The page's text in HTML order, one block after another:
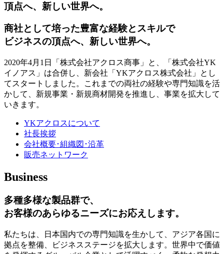
頂点へ、新しい世界へ。
商社として培った豊富な経験とスキルで
ビジネスの頂点へ、新しい世界へ。
2020年4月1日「株式会社アクロス商事」と、「株式会社YK
イノアス」は合併し、新会社「YKアクロス株式会社」とし
てスタートしました。これまでの両社の経験や専門知識を活
かして、新規事業・新規商材開発を推進し、事業を拡大して
いきます。
YKアクロスについて
社長挨拶
会社概要･組織図･沿革
販売ネットワーク
Business
多種多様な製品群で、
お客様のあらゆるニーズにお応えします。
私たちは、日本国内での専門知識を生かして、アジア各国に
拠点を整備、ビジネスステージを拡大します。世界中で価値